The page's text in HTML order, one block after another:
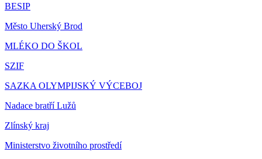
BESIP
Město Uherský Brod
MLÉKO DO ŠKOL
SZIF
SAZKA OLYMPIJSKÝ VÝCEBOJ
Nadace bratří Lužů
Zlínský kraj
Ministerstvo životního prostředí